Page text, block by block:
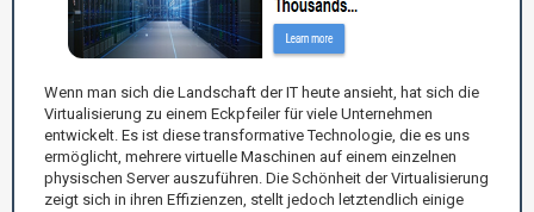
Wenn man sich die Landschaft der IT heute ansieht, hat sich die
Virtualisierung zu einem Eckpfeiler für viele Unternehmen
entwickelt. Es ist diese transformative Technologie, die es uns
ermöglicht, mehrere virtuelle Maschinen auf einem einzelnen
physischen Server auszuführen. Die Schönheit der Virtualisierung
zeigt sich in ihren Effizienzen, stellt jedoch letztendlich einige